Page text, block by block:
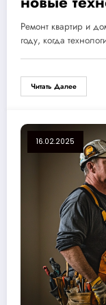
Ремонт квартир и
году, когда
Читать Далее
16.02.2025